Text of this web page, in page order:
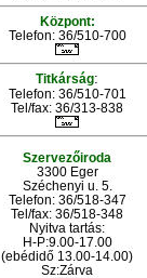
Központ:
Telefon: 36/510-700
Titkárság:
Telefon: 36/510-701
Tel/fax: 36/313-838
Szervezőiroda
3300 Eger
Széchenyi u. 5.
Telefon: 36/518-347
Tel/fax: 36/518-348
Nyitva tartás:
H-P:9.00-17.00
(ebédidő 13.00-14.00)
Sz:Zárva